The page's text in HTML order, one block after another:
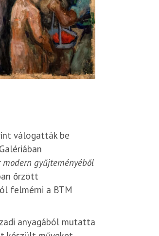
válogatták be
modern gyűjteményéből
őrzött
felmérni a BTM
anyagából mutatta